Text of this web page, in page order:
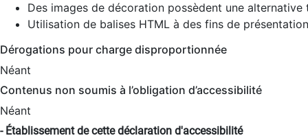
Des images de décoration possèdent une alternative
Utilisation de balises HTML à des fins de
Dérogations pour charge disproportionnée
Néant
Contenus non soumis à l’obligation d’accessibilité
Néant
- Établissement de cette déclaration d'accessibilité